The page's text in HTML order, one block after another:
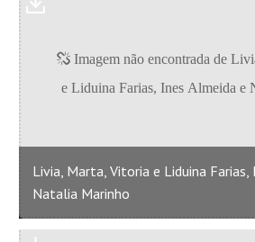
Livia, Marta, Vitoria e Liduina Farias,
Natalia Marinho